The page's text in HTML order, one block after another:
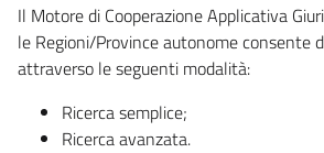
Il Motore di Cooperazione Applicativa
le Regioni/Province autonome consente
attraverso le seguenti modalità:
Ricerca semplice;
Ricerca avanzata.